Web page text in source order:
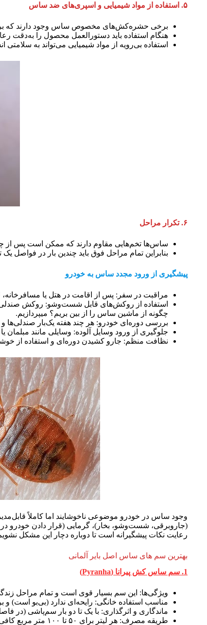
۵. استفاده از مواد شیمیایی و اسپری‌های ضد ساس
برخی حشره‌کش‌های مخصوص ساس وجود دارند که
هنگام استفاده باید دستورالعمل محصول را
استفاده بی‌رویه از مواد شیمیایی می‌تواند به
۶. تکرار مراحل
ساس‌ها تخم‌هایی مقاوم دارند که ممکن است پس از
بنابراین تمام مراحل فوق باید چندین بار در
پیشگیری از ورود مجدد ساس به خودرو
مراقبت در سفر: پس از اقامت در هتل یا مسافرخانه،
استفاده از روکش‌های قابل شست‌وشو: روکش
چگونه از ماشین ساس را از بین بریم؟ میپردازیم.
بررسی دوره‌ای خودرو: هر چند هفته یک‌بار صندلی‌ها
جلوگیری از ورود وسایل آلوده: وسایلی مانند
نظافت منظم: جارو کشیدن دوره‌ای و استفاده از
وجود ساس در خودرو موضوعی ناخوشایند اما کاملاً
(جاروبرقی، شست‌وشو، بخار)، گرمایی (قرار دادن خودرو در
رعایت نکات پیشگیرانه است تا دوباره دچار این مشکل
بهترین سم های ساس اصل بایر آلمانی
1. سم ساس کش پیرانا (Pyranha)
ویژگی‌ها: این سم بسیار قوی است و تمام مراحل
مناسب استفاده خانگی: رایحه‌ای ندارد (بی‌بو است)
ماندگاری و اثرگذاری: با یک تا دو بار سم‌پاشی (در
طریقه مصرف: هر